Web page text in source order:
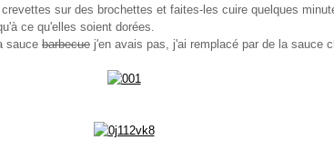
sur des brochettes et faites-les cuire quelques
ce qu'elles soient dorées.
sauce barbecue j'en avais pas, j'ai remplacé par de la sauce